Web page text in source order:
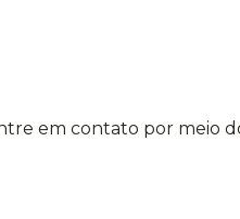
em contato por meio